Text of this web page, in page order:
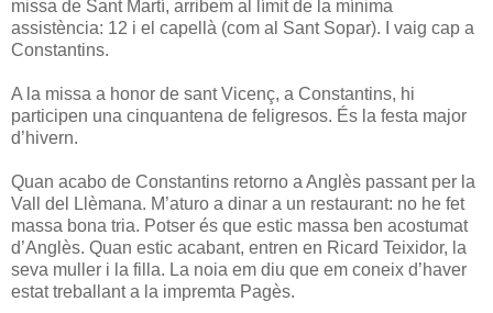
missa de Sant Martí, arribem al límit de la mínima
assistència: 12 i el capellà (com al Sant Sopar). I vaig cap a
Constantins.
A la missa a honor de sant Vicenç, a Constantins, hi
participen una cinquantena de feligresos. És la festa major
d’hivern.
Quan acabo de Constantins retorno a Anglès passant per la
Vall del Llèmana. M’aturo a dinar a un restaurant: no he fet
massa bona tria. Potser és que estic massa ben acostumat
d’Anglès. Quan estic acabant, entren en Ricard Teixidor, la
seva muller i la filla. La noia em diu que em coneix d’haver
estat treballant a la impremta Pagès.